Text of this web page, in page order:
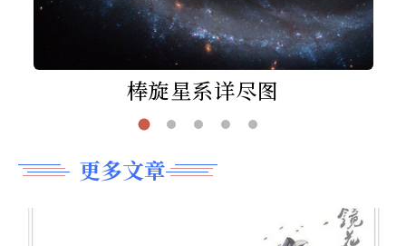
棒旋星系详尽图
更多文章